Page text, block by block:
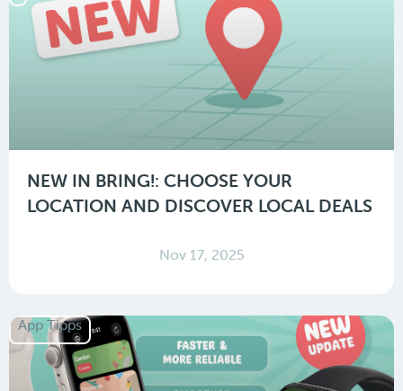
NEW IN BRING!: CHOOSE YOUR
LOCATION AND DISCOVER LOCAL DEALS
Nov 17, 2025
App Tipps